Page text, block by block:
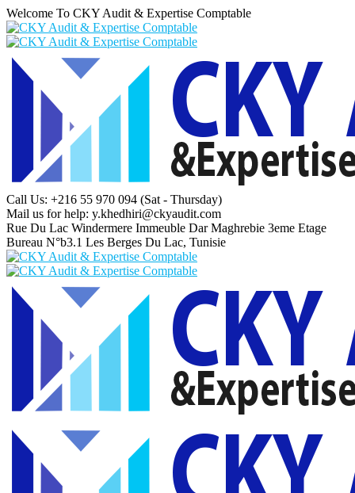
Welcome To CKY Audit & Expertise Comptable
Call Us: +216 55 970 094 (Sat - Thursday)
Mail us for help: y.khedhiri@ckyaudit.com
Rue Du Lac Windermere Immeuble Dar Maghrebie 3eme Etage
Bureau N°b3.1 Les Berges Du Lac, Tunisie